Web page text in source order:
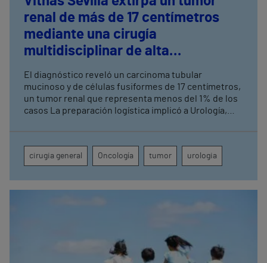
renal de más de 17 centímetros
mediante una cirugía
multidisciplinar de alta
El diagnóstico reveló un carcinoma tubular
mucinoso y de células fusiformes de 17 centímetros,
un tumor renal que representa menos del 1% de los
casos La preparación logística implicó a Urología,
cirugia general Oncología tumor urologia